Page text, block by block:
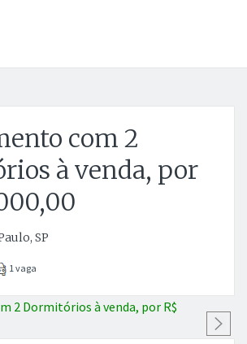
com 2
à venda, por
SP
1 vaga